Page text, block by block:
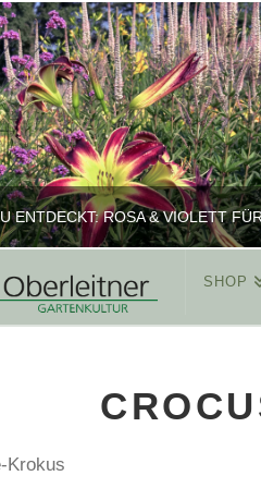
REINHARD
FEBRUAR 16, 2025
SHOP
Krokus